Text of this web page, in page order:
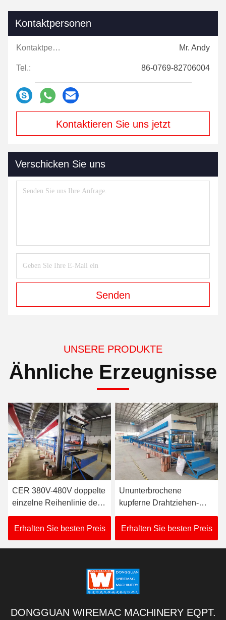
Kontaktpersonen
Kontaktpersonen: Mr. Andy
Tel.: 86-0769-82706004
Kontaktieren Sie uns jetzt
Verschicken Sie uns
Senden
UNSERE PRODUKTE
Ähnliche Erzeugnisse
CER 380V-480V doppelte
einzelne Reihenlinie der
Kupferdraht-
konservierenden
Maschine
Erhalten Sie besten Preis
Ununterbrochene
kupferne Drahtziehen-
Maschine SGS 3 Phasen-
Antiverschleißpraktische
Erhalten Sie besten Preis
DONGGUAN WIREMAC MACHINERY EQPT.